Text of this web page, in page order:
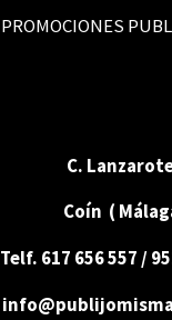
PROMOCIONES
C.
Coín (
Telf. 617 656 557 /